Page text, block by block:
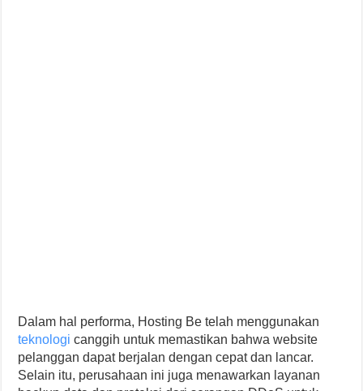
Dalam hal performa, Hosting Be telah menggunakan
teknologi canggih untuk memastikan bahwa website
pelanggan dapat berjalan dengan cepat dan lancar.
Selain itu, perusahaan ini juga menawarkan layanan